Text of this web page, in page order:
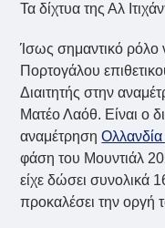
Τα δίχτυα της Αλ
Ίσως σημαντικό ρόλο
Πορτογάλου
Διαιτητής στην
Ματέο Λαόθ. Είναι ο
αναμέτρησηΟλλανδία
φάση του Μουντιάλ
είχε δώσει συνολικά
προκαλέσει την οργή